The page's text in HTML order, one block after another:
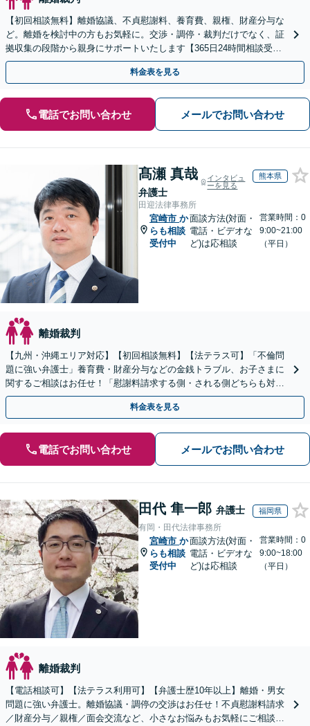
【初回相談無料】離婚協議、不貞慰謝料、養育費、親権、財産分与な
ど。離婚を検討中の方もお気軽に。交渉・調停・裁判だけでなく、証
拠収集の段階から親身にサポートいたします【365日24時間相談受
付】【赤坂駅3分】【男女の弁護士が在籍】
料金表を見る
電話でお問い合わせ メールでお問い合わせ
髙瀬 真哉
弁護士
インタビュ
ーを見る
熊本県
田迎法律事務所
宮崎市 か
らも相談
受付中
面談方法(対面・
電話・ビデオな
ど)は応相談
営業時間：0
9:00~21:00
（平日）
離婚裁判
【九州・沖縄エリア対応】【初回相談無料】【法テラス可】「不倫問
題に強い弁護士」養育費・財産分与などの金銭トラブル、お子さまに
関するご相談はお任せ！「慰謝料請求する側・される側どちらも対応
可」【子連れ相談可】【休日・夜間相談可】【駐車場あり】
料金表を見る
電話でお問い合わせ メールでお問い合わせ
田代 隼一郎 弁護士 福岡県
有岡・田代法律事務所
宮崎市 か
らも相談
受付中
面談方法(対面・
電話・ビデオな
ど)は応相談
営業時間：0
9:00~18:00
（平日）
離婚裁判
【電話相談可】【法テラス利用可】【弁護士歴10年以上】離婚・男女
問題に強い弁護士。離婚協議・調停の交渉はお任せ！不貞慰謝料請求
／財産分与／親権／面会交流など、小さなお悩みもお気軽にご相談く